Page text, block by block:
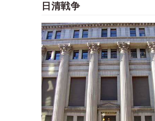
日清戦争